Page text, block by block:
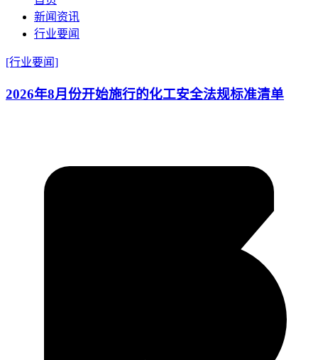
新闻资讯
行业要闻
[行业要闻]
2026年8月份开始施行的化工安全法规标准清单